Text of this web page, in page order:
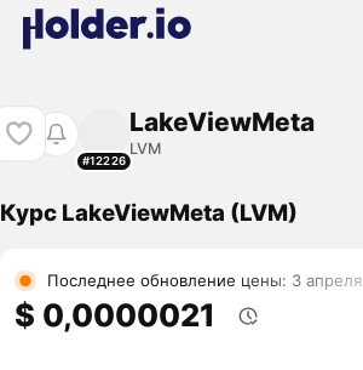
#12226
LakeViewMeta
LVM
Курс LakeViewMeta (LVM)
Последнее обновление цены: 3 апреля
$ 0,0000021